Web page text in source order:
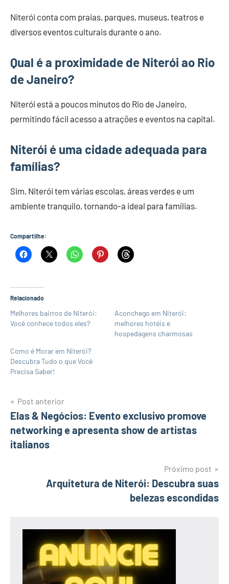
Niterói conta com praias, parques, museus, teatros e
diversos eventos culturais durante o ano.
Qual é a proximidade de Niterói ao Rio
de Janeiro?
Niterói está a poucos minutos do Rio de Janeiro,
permitindo fácil acesso a atrações e eventos na capital.
Niterói é uma cidade adequada para
famílias?
Sim, Niterói tem várias escolas, áreas verdes e um
ambiente tranquilo, tornando-a ideal para famílias.
Compartilhe:
Relacionado
Melhores bairros de Niterói:
Você conhece todos eles?
Aconchego em Niterói:
melhores hotéis e
hospedagens charmosas
Como é Morar em Niterói?
Descubra Tudo o que Você
Precisa Saber!
Navegação
de
Post
Post anterior
Elas & Negócios: Evento exclusivo promove
networking e apresenta show de artistas
italianos
Próximo post
Arquitetura de Niterói: Descubra suas
belezas escondidas